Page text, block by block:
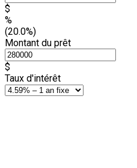
$
%
(20.0%)
Montant du prêt
$
Taux d'intérêt